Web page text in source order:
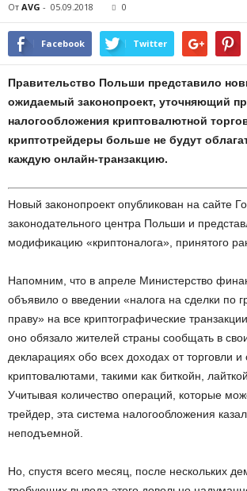
От AVG - 05.09.2018 0
Facebook Twitter
Правительство Польши представило
ожидаемый законопроект, уточняющий
налогообложения криптовалютной
криптотрейдеры больше не будут
каждую онлайн-транзакцию.
Новый законопроект опубликован на сайте
законодательного центра Польши и
модификацию «криптоналога», принятого
Напомним, что в апреле Министерство
объявило о введении «налога на сделки по
праву» на все криптографические
оно обязало жителей страны сообщать в
декларациях обо всех доходах от торговли
криптовалютами, такими как биткойн,
Учитывая количество операций, которые
трейдер, эта система налогообложения
неподъемной.
Но, спустя всего месяц, после нескольких